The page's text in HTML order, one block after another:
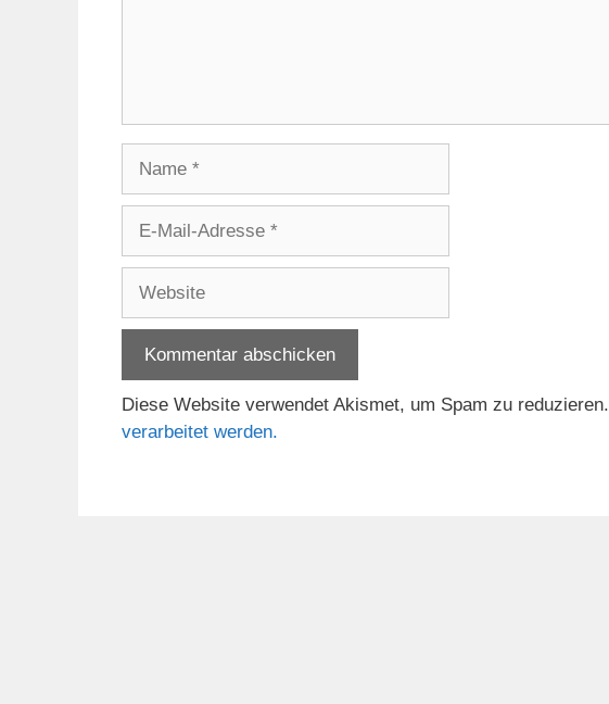
Adresse
Diese Website verwendet Akismet, um Spam zu reduzieren.
verarbeitet werden.